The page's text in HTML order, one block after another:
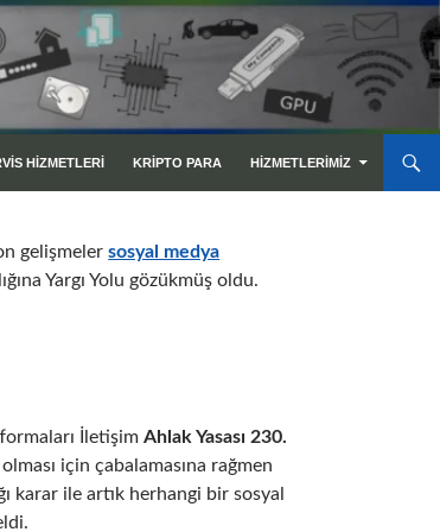
HIZMETLERI KRIPTO PARA HIZMETLERIMIZ
gelişmelersosyal medya
Yargı Yolu gözükmüş oldu.
İletişimAhlak Yasası 230.
için çabalamasına rağmen
karar ile artık herhangi bir sosyal